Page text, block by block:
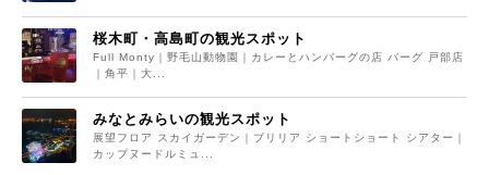
桜木町・高島町の観光スポット
Full Monty｜野毛山動物園｜カレーとハンバーグの店 バーグ 戸部店
｜角平｜大...
みなとみらいの観光スポット
展望フロア スカイガーデン｜ブリリア ショートショート シアター｜
カップヌードルミュ...